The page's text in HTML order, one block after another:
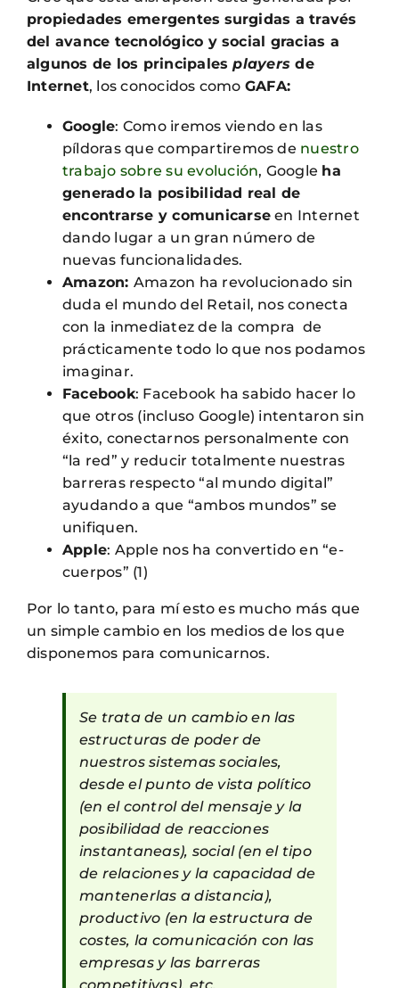
propiedades emergentes surgidas a través
del avance tecnológico y social gracias a
algunos de los principalesplayers de
Internet, los conocidos como GAFA:
Google: Como iremos viendo en las
píldoras que compartiremos de nuestro
trabajo sobre su evolución, Google ha
generado la posibilidad real de
encontrarse y comunicarse en Internet
dando lugar a un gran número de
nuevas funcionalidades.
Amazon: Amazon ha revolucionado sin
duda el mundo del Retail, nos conecta
con la inmediatez de la compra de
prácticamente todo lo que nos podamos
imaginar.
Facebook: Facebook ha sabido hacer lo
que otros (incluso Google) intentaron sin
éxito, conectarnos personalmente con
“la red” y reducir totalmente nuestras
barreras respecto “al mundo digital”
ayudando a que “ambos mundos” se
unifiquen.
Apple: Apple nos ha convertido en “e-
cuerpos” (1)
Por lo tanto, para mí esto es mucho más que
un simple cambio en los medios de los que
disponemos para comunicarnos.
Se trata de un cambio en las
estructuras de poder de
nuestros sistemas sociales,
desde el punto de vista político
(en el control del mensaje y la
posibilidad de reacciones
instantaneas), social (en el tipo
de relaciones y la capacidad de
mantenerlas a distancia),
productivo (en la estructura de
costes, la comunicación con las
empresas y las barreras
competitivas), etc.